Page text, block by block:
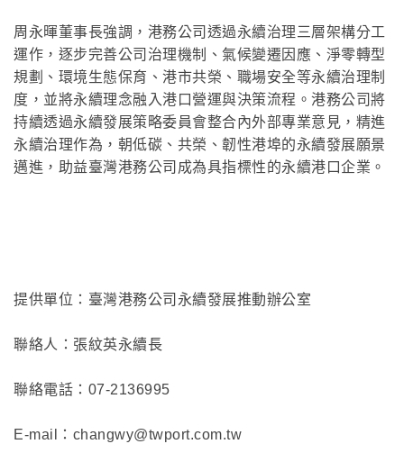
周永暉董事長強調，港務公司透過永續治理三層架構分工
運作，逐步完善公司治理機制、氣候變遷因應、淨零轉型
規劃、環境生態保育、港市共榮、職場安全等永續治理制
度，並將永續理念融入港口營運與決策流程。港務公司將
持續透過永續發展策略委員會整合內外部專業意見，精進
永續治理作為，朝低碳、共榮、韌性港埠的永續發展願景
邁進，助益臺灣港務公司成為具指標性的永續港口企業。
提供單位：臺灣港務公司永續發展推動辦公室
聯絡人：張紋英永續長
聯絡電話：07-2136995
E-mail：changwy@twport.com.tw